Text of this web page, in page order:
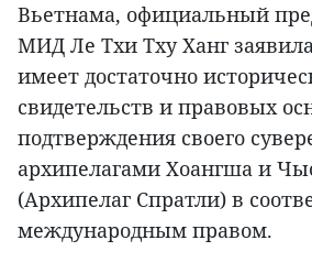
Вьетнама, официальный
МИД Ле Тхи Тху Ханг
имеет достаточно
свидетельств и правовых
подтверждения своего
архипелагами Хоангша и
(Архипелаг Спратли) в
международным правом.